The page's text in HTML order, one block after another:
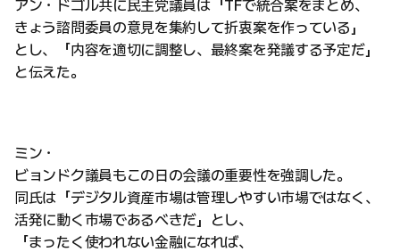
アン・ドゴル共に民主党議員は「TFで統合案をまとめ、
きょう諮問委員の意見を集約して折衷案を作っている」
とし、「内容を適切に調整し、最終案を発議する予定だ」
と伝えた。
ミン・
ビョンドク議員もこの日の会議の重要性を強調した。
同氏は「デジタル資産市場は管理しやすい市場ではなく、
活発に動く市場であるべきだ」とし、
「まったく使われない金融になれば、